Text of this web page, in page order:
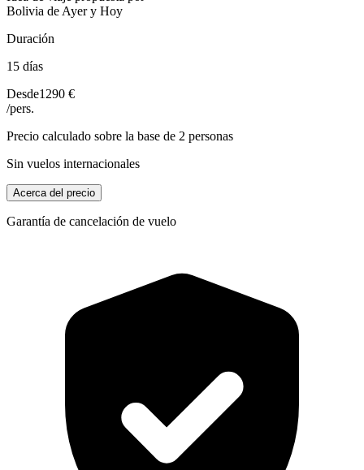
Bolivia de Ayer y Hoy
Duración
15 días
Desde1290 €
/pers.
Precio calculado sobre la base de 2 personas
Sin vuelos internacionales
Acerca del precio
Garantía de cancelación de vuelo